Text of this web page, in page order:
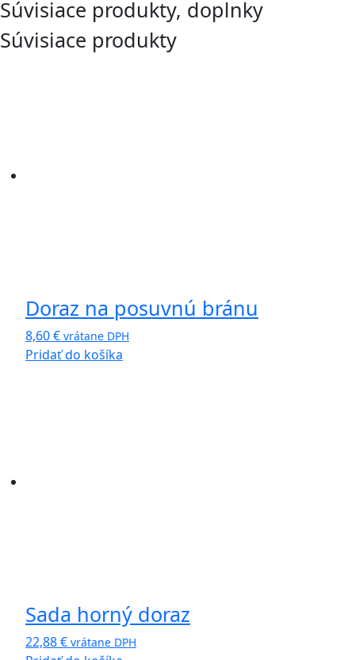
Súvisiace produkty, doplnky
Súvisiace produkty
Doraz na posuvnú bránu
8,60€ vrátane DPH
Pridať do košíka
Sada horný doraz
22,88€ vrátane DPH